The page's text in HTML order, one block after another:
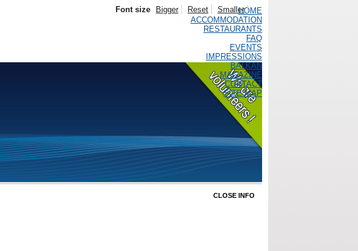
HOME
ACCOMMODATION
RESTAURANTS
FAQ
EVENTS
IMPRESSIONS
BALKAN
MAGAZINE
CONTACT
SITE MAP
Font size Bigger Reset Smaller
CLOSE INFO